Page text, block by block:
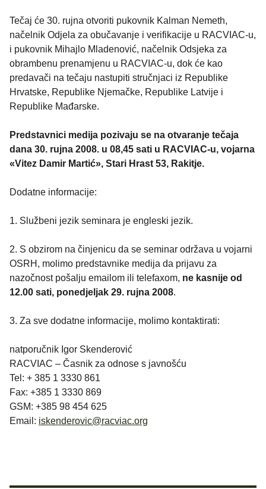
Tečaj će 30. rujna otvoriti pukovnik Kalman Nemeth,
načelnik Odjela za obučavanje i verifikacije u RACVIAC-u,
i pukovnik Mihajlo Mladenović, načelnik Odsjeka za
obrambenu prenamjenu u RACVIAC-u, dok će kao
predavači na tečaju nastupiti stručnjaci iz Republike
Hrvatske, Republike Njemačke, Republike Latvije i
Republike Mađarske.
Predstavnici medija pozivaju se na otvaranje tečaja
dana 30. rujna 2008. u 08,45 sati u RACVIAC-u, vojarna
«Vitez Damir Martić», Stari Hrast 53, Rakitje.
Dodatne informacije:
1. Službeni jezik seminara je engleski jezik.
2. S obzirom na činjenicu da se seminar održava u vojarni
OSRH, molimo predstavnike medija da prijavu za
nazočnost pošalju emailom ili telefaxom, ne kasnije od
12.00 sati, ponedjeljak 29. rujna 2008.
3. Za sve dodatne informacije, molimo kontaktirati:
natporučnik Igor Skenderović
RACVIAC – Časnik za odnose s javnošću
Tel: + 385 1 3330 861
Fax: +385 1 3330 869
GSM: +385 98 454 625
Email: iskenderovic@racviac.org